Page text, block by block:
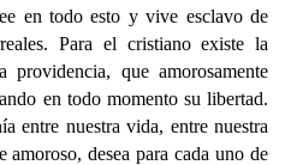
en todo esto y vive esclavo de
Para el cristiano existe la
que amorosamente
en todo momento su libertad.
entre nuestra vida, entre nuestra
desea para cada uno de